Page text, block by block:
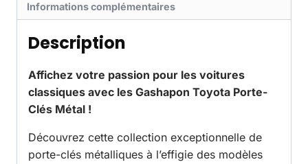
Informations complémentaires
Description
Affichez votre passion pour les voitures
classiques avec les Gashapon Toyota Porte-
Clés Métal !
Découvrez cette collection exceptionnelle de
porte-clés métalliques à l’effigie des modèles